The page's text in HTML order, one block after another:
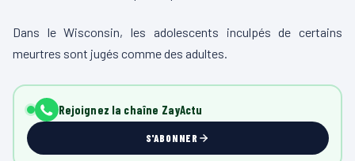
Dans le Wisconsin, les adolescents inculpés de certains
meurtres sont jugés comme des adultes.
Rejoignez la chaîne ZayActu
S'ABONNER